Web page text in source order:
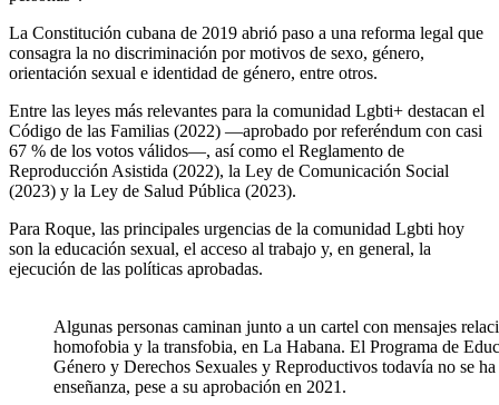
La Constitución cubana de 2019 abrió paso a una reforma legal que
consagra la no discriminación por motivos de sexo, género,
orientación sexual e identidad de género, entre otros.
Entre las leyes más relevantes para la comunidad Lgbti+ destacan el
Código de las Familias (2022) —aprobado por referéndum con casi
67 % de los votos válidos—, así como el Reglamento de
Reproducción Asistida (2022), la Ley de Comunicación Social
(2023) y la Ley de Salud Pública (2023).
Para Roque, las principales urgencias de la comunidad Lgbti hoy
son la educación sexual, el acceso al trabajo y, en general, la
ejecución de las políticas aprobadas.
Algunas personas caminan junto a un cartel con mensajes
homofobia y la transfobia, en La Habana. El Programa de
Género y Derechos Sexuales y Reproductivos todavía no se
enseñanza, pese a su aprobación en 2021.